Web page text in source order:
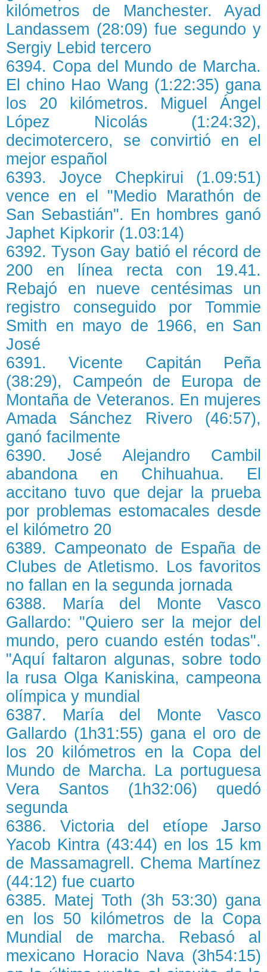
kilómetros de Manchester. Ayad
Landassem (28:09) fue segundo y
Sergiy Lebid tercero
6394. Copa del Mundo de Marcha.
El chino Hao Wang (1:22:35) gana
los 20 kilómetros. Miguel Ángel
López Nicolás (1:24:32),
decimotercero, se convirtió en el
mejor español
6393. Joyce Chepkirui (1.09:51)
vence en el "Medio Marathón de
San Sebastián". En hombres ganó
Japhet Kipkorir (1.03:14)
6392. Tyson Gay batió el récord de
200 en línea recta con 19.41.
Rebajó en nueve centésimas un
registro conseguido por Tommie
Smith en mayo de 1966, en San
José
6391. Vicente Capitán Peña
(38:29), Campeón de Europa de
Montaña de Veteranos. En mujeres
Amada Sánchez Rivero (46:57),
ganó facilmente
6390. José Alejandro Cambil
abandona en Chihuahua. El
accitano tuvo que dejar la prueba
por problemas estomacales desde
el kilómetro 20
6389. Campeonato de España de
Clubes de Atletismo. Los favoritos
no fallan en la segunda jornada
6388. María del Monte Vasco
Gallardo: "Quiero ser la mejor del
mundo, pero cuando estén todas".
"Aquí faltaron algunas, sobre todo
la rusa Olga Kaniskina, campeona
olímpica y mundial
6387. María del Monte Vasco
Gallardo (1h31:55) gana el oro de
los 20 kilómetros en la Copa del
Mundo de Marcha. La portuguesa
Vera Santos (1h32:06) quedó
segunda
6386. Victoria del etíope Jarso
Yacob Kintra (43:44) en los 15 km
de Massamagrell. Chema Martínez
(44:12) fue cuarto
6385. Matej Toth (3h 53:30) gana
en los 50 kilómetros de la Copa
Mundial de marcha. Rebasó al
mexicano Horacio Nava (3h54:15)